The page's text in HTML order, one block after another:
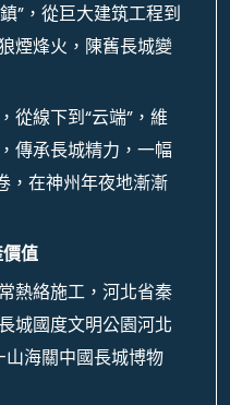
”，從巨大建筑工程到
煙烽火，陳舊長城變
從線下到“云端”，維
傳承長城精力，一幅
，在神州年夜地漸漸
值
熱絡施工，河北省秦
城國度文明公園河北
海關中國長城博物